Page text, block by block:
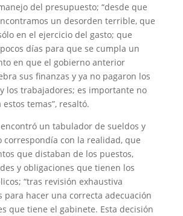
del presupuesto; “desde que
un desorden terrible, que
en el ejercicio del gasto; que
días para que se cumpla un
en que el gobierno anterior
sus finanzas y ya no pagaron los
los trabajadores; es importante no
temas”, resaltó.
un tabulador de sueldos y
correspondía con la realidad, que
que distaban de los puestos,
y obligaciones que tienen los
“tras revisión exhaustiva
para hacer una correcta adecuación
que tiene el gabinete. Esta decisión